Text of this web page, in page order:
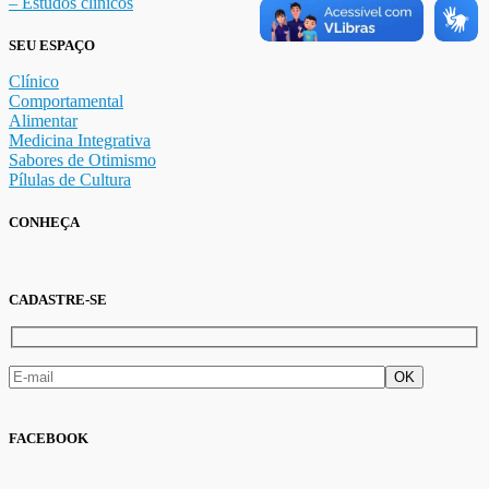
SEU ESPAÇO
Clínico
Comportamental
Alimentar
Medicina Integrativa
Sabores de Otimismo
Pílulas de Cultura
CONHEÇA
CADASTRE-SE
FACEBOOK